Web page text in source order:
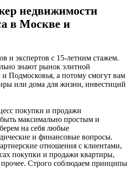
недвижимости
в Москве и
и экспертов с 15-летним стажем.
знают рынок элитной
Подмосковья, а потому смогут вам
или дома для жизни, инвестиций
покупки и продажи
максимально простым и
на себя любые
и финансовые вопросы.
отношения с клиентами,
покупки и продажи квартиры,
прочее. Строго соблюдаем принципы